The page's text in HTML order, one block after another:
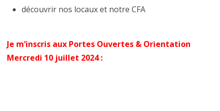
découvrir nos locaux et notre CFA
Je m’inscris aux Portes Ouvertes & Orientation
Mercredi 10 juillet 2024 :